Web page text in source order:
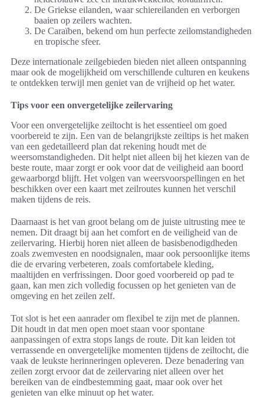
De Griekse eilanden, waar schiereilanden en verborgen
baaien op zeilers wachten.
De Caraïben, bekend om hun perfecte zeilomstandigheden
en tropische sfeer.
Deze internationale zeilgebieden bieden niet alleen ontspanning
maar ook de mogelijkheid om verschillende culturen en keukens
te ontdekken terwijl men geniet van de vrijheid op het water.
Tips voor een onvergetelijke zeilervaring
Voor een onvergetelijke zeiltocht is het essentieel om goed
voorbereid te zijn. Een van de belangrijkste zeiltips is het maken
van een gedetailleerd plan dat rekening houdt met de
weersomstandigheden. Dit helpt niet alleen bij het kiezen van de
beste route, maar zorgt er ook voor dat de veiligheid aan boord
gewaarborgd blijft. Het volgen van weersvoorspellingen en het
beschikken over een kaart met zeilroutes kunnen het verschil
maken tijdens de reis.
Daarnaast is het van groot belang om de juiste uitrusting mee te
nemen. Dit draagt bij aan het comfort en de veiligheid van de
zeilervaring. Hierbij horen niet alleen de basisbenodigdheden
zoals zwemvesten en noodsignalen, maar ook persoonlijke items
die de ervaring verbeteren, zoals comfortabele kleding,
maaltijden en verfrissingen. Door goed voorbereid op pad te
gaan, kan men zich volledig focussen op het genieten van de
omgeving en het zeilen zelf.
Tot slot is het een aanrader om flexibel te zijn met de plannen.
Dit houdt in dat men open moet staan voor spontane
aanpassingen of extra stops langs de route. Dit kan leiden tot
verrassende en onvergetelijke momenten tijdens de zeiltocht, die
vaak de leukste herinneringen opleveren. Deze benadering van
zeilen zorgt ervoor dat de zeilervaring niet alleen over het
bereiken van de eindbestemming gaat, maar ook over het
genieten van elke minuut op het water.